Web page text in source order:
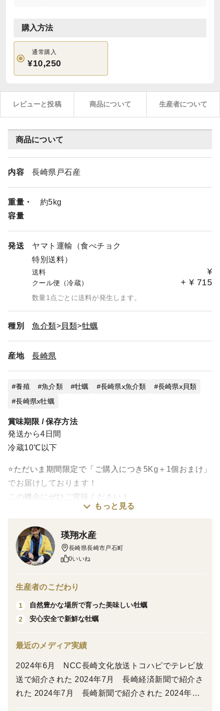
購入方法
通常購入
¥10,250
レビューと投稿 商品について 生産者について
商品について
内容 長崎県戸石産
重量・
容量
約5kg
発送
ヤマト運輸（食べチョク
特別送料）
送料 ¥
クール便（冷蔵） + ¥ 715
数量1点ごとに送料が発生します。
種別 魚介類 貝類 牡蠣
産地 長崎県
養殖 魚介類 牡蠣 長崎県x魚介類
長崎県x貝類
長崎県x牡蠣
賞味期限 / 保存方法
発送から4日間
冷蔵10℃以下
⭐️ただいま期間限定で「ご購入につき5Kg＋1個おまけ」
でお届けしております！
この機会にぜひご賞味ください！
長崎・戸石の豊かな海で育てた特大サイズのブランド岩
牡蠣「AZUL＋3」を、産地直送でお届けします！
★牡蠣専用ナイフと軍手付き
🔹この岩牡蠣の特徴
・1個約250〜300gの大ぶりサイズ
・クセが少なく、クリーミーで旨みが濃い！
・生食OK！（紫外線殺菌・安全基準をクリア）
🔹おすすめの食べ方
もっと見る
瑛翔水産
長崎県長崎市戸石町
0いいね
生産者のこだわり
1
自然豊かな場所で育った美味しい牡蠣
2
安心安全で新鮮な牡蠣
最近のメディア実績
2024年6月 NCC長崎文化放送トコハピでテレビ放
送で紹介された 2024年7月 長崎経済新聞で紹介さ
れた 2024年7月 長崎新聞で紹介された 2024年7